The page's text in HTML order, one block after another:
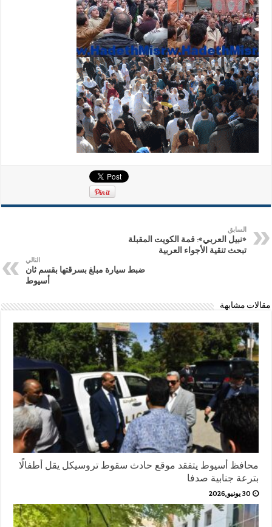
السابق
«نبيل العربي»: قمة الكويت المقبلة
تبحث تنقية الأجواء العربية
التالي
ضبط سيارة مبلغ بسرقتها بقسم ثان
أسيوط
مقالات مشابهة
محافظ أسيوط يتفقد موقع حادث سقوط تروسيكل يقل أطفالًا
بترعة جنابية صدفا
30 يونيو,2026